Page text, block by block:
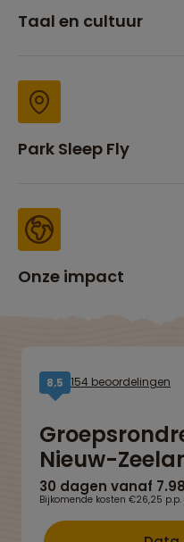
Taal en cultuur
Park Sleep Fly
Onze impact
8,5 154 beoordelingen
Nieuw-
30 dagen vanaf
Bijkomende kosten €26,25